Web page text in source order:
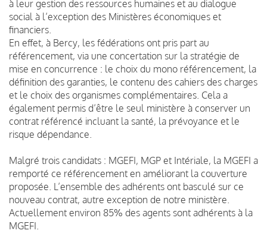
à leur gestion des ressources humaines et au dialogue
social à l’exception des Ministères économiques et
financiers.
En effet, à Bercy, les fédérations ont pris part au
référencement, via une concertation sur la stratégie de
mise en concurrence : le choix du mono référencement, la
définition des garanties, le contenu des cahiers des charges
et le choix des organismes complémentaires. Cela a
également permis d’être le seul ministère à conserver un
contrat référencé incluant la santé, la prévoyance et le
risque dépendance.
Malgré trois candidats : MGEFI, MGP et Intériale, la MGEFI a
remporté ce référencement en améliorant la couverture
proposée. L’ensemble des adhérents ont basculé sur ce
nouveau contrat, autre exception de notre ministère.
Actuellement environ 85% des agents sont adhérents à la
MGEFI.